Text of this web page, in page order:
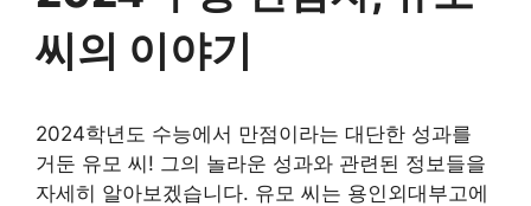
씨의 이야기
2024학년도 수능에서 만점이라는 대단한 성과를
거둔 유모 씨! 그의 놀라운 성과와 관련된 정보들을
자세히 알아보겠습니다. 유모 씨는 용인외대부고에